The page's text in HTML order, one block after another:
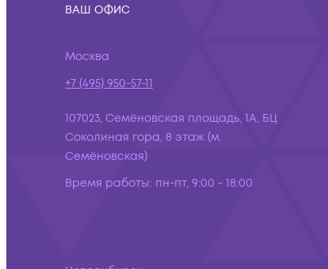
ВАШ ОФИС
Москва
+7 (495) 950-57-11
107023, Семёновская площадь, 1А, БЦ
Соколиная гора, 8 этаж (м.
Семёновская)
Время работы: пн-пт, 9:00 - 18:00